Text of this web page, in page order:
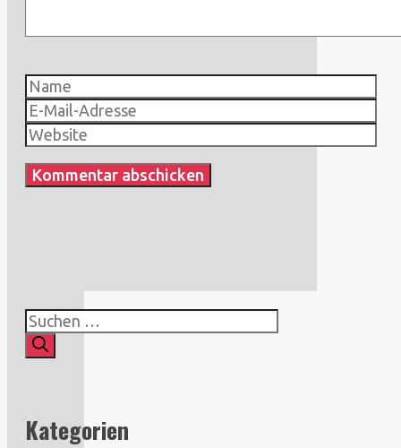
Name
E-
Mail-
Website
Suchen
nach:
Kategorien